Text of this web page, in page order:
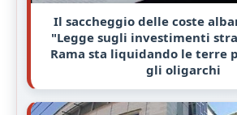
Il saccheggio delle coste
"Legge sugli investimenti
Rama sta liquidando le terre
gli oligarchi